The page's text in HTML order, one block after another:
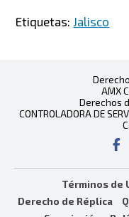
Etiquetas: Jalisco
AMX
Derechos
CONTROLADORA DE
Términos de
Derecho de Réplica